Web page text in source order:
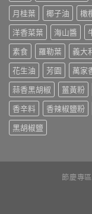
月桂葉
椰子油 橄
洋香菜葉
海山醬
素食
羅勒葉 義大
花生油
芳園 萬家
蒜香黑胡椒
薑黃粉
香辛料
香辣椒鹽粉
黑胡椒鹽
節慶專區